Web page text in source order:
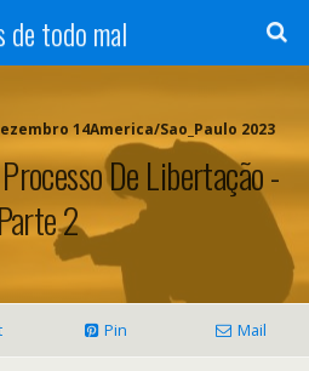
de todo mal
14America/Sao_Paulo 2023
De Libertação -
2
Pin Mail